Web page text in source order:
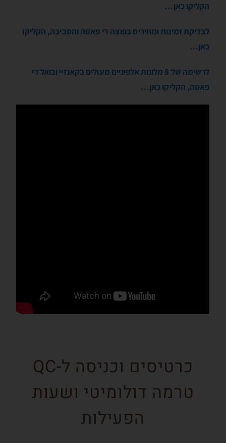
הקליקו כאן…
לבדיקת זמינות ומחירים בפוצה די פאסה והסביבה, הקליקו
כאן…
לרשימה של 8 מלונות אלפיניים מעולים בקאנזיי ובואל די
פאסה, הקליקו כאן…
כרטיסים וכניסה ל-QC
טרמה דולומיטי ושעות
הפעילות